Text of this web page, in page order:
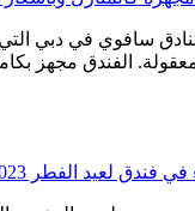
سافوي في دبي
الفندق مجهز
فندق لعيد الفطر 2023